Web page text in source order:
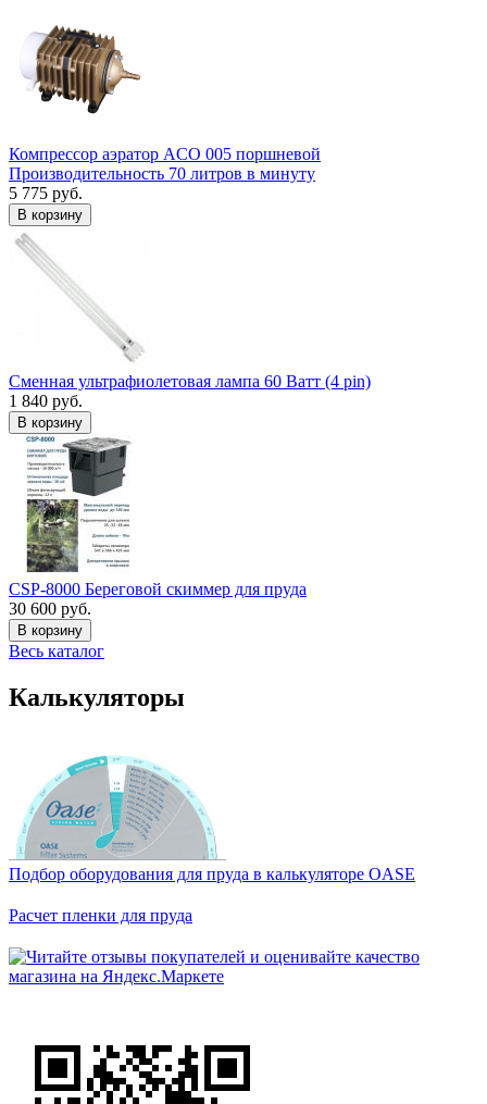
Компрессор аэратор ACO 005 поршневой
Производительность 70 литров в минуту
5 775 руб.
В корзину
Сменная ультрафиолетовая лампа 60 Ватт (4 pin)
1 840 руб.
В корзину
CSP-8000 Береговой скиммер для пруда
30 600 руб.
В корзину
Весь каталог
Калькуляторы
Подбор оборудования для пруда в калькуляторе OASE
Расчет пленки для пруда